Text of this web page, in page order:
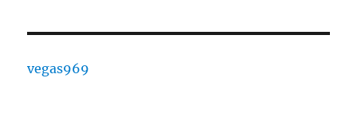
vegas969